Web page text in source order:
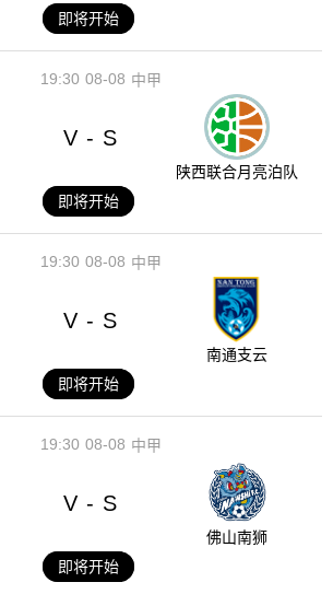
即将开始
08-08
19:30 中甲
V - S
陕西联合月亮泊队
即将开始
08-08
19:30 中甲
V - S
南通支云
即将开始
08-08
19:30 中甲
V - S
佛山南狮
即将开始